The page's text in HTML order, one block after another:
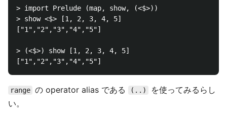
> import Prelude (map, show, (<$>))
> show <$> [1, 2, 3, 4, 5]
["1","2","3","4","5"]
> (<$>) show [1, 2, 3, 4, 5]
range の operator alias である (..)
を使ってみるらし
い。